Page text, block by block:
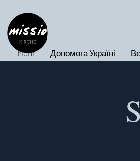
Допомога Україні
Mehr